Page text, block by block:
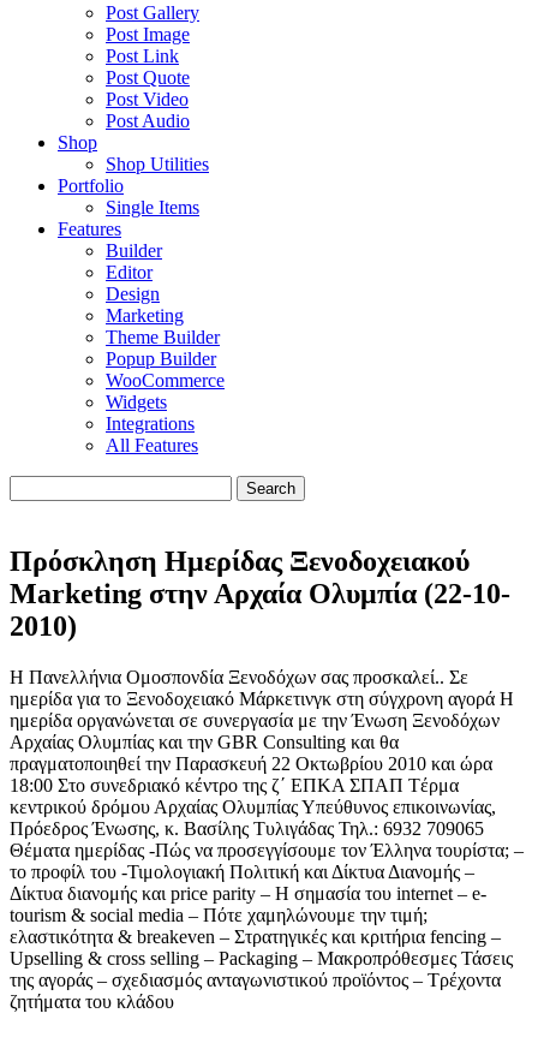
Post Gallery
Post Image
Post Link
Post Quote
Post Video
Post Audio
Shop
Shop Utilities
Portfolio
Single Items
Features
Builder
Editor
Design
Marketing
Theme Builder
Popup Builder
WooCommerce
Widgets
Integrations
All Features
Search
Πρόσκληση Ημερίδας Ξενοδοχειακού
Marketing στην Αρχαία Ολυμπία (22-10-
2010)
Η Πανελλήνια Ομοσπονδία Ξενοδόχων σας προσκαλεί.. Σε
ημερίδα για το Ξενοδοχειακό Μάρκετινγκ στη σύγχρονη αγορά Η
ημερίδα οργανώνεται σε συνεργασία με την Ένωση Ξενοδόχων
Αρχαίας Ολυμπίας και την GBR Consulting και θα
πραγματοποιηθεί την Παρασκευή 22 Οκτωβρίου 2010 και ώρα
18:00 Στο συνεδριακό κέντρο της ζ΄ ΕΠΚΑ ΣΠΑΠ Tέρμα
κεντρικού δρόμου Αρχαίας Ολυμπίας Υπεύθυνος επικοινωνίας,
Πρόεδρος Ένωσης, κ. Βασίλης Τυλιγάδας Τηλ.: 6932 709065
Θέματα ημερίδας -Πώς να προσεγγίσουμε τον Έλληνα τουρίστα; –
το προφίλ του -Τιμολογιακή Πολιτική και Δίκτυα Διανομής –
Δίκτυα διανομής και price parity – Η σημασία του internet – e-
tourism & social media – Πότε χαμηλώνουμε την τιμή;
ελαστικότητα & breakeven – Στρατηγικές και κριτήρια fencing –
Upselling & cross selling – Packaging – Μακροπρόθεσμες Τάσεις
της αγοράς – σχεδιασμός ανταγωνιστικού προϊόντος – Τρέχοντα
ζητήματα του κλάδου